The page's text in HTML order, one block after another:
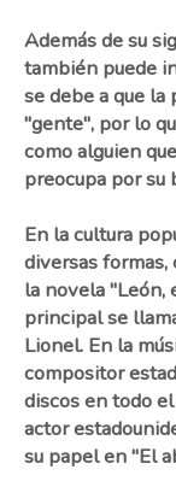
Además de su
también puede
se debe a que
"gente", por lo
como alguien
preocupa por su
En la cultura
diversas formas,
la novela "León,
principal se
Lionel. En la
compositor
discos en todo
actor
su papel en "El